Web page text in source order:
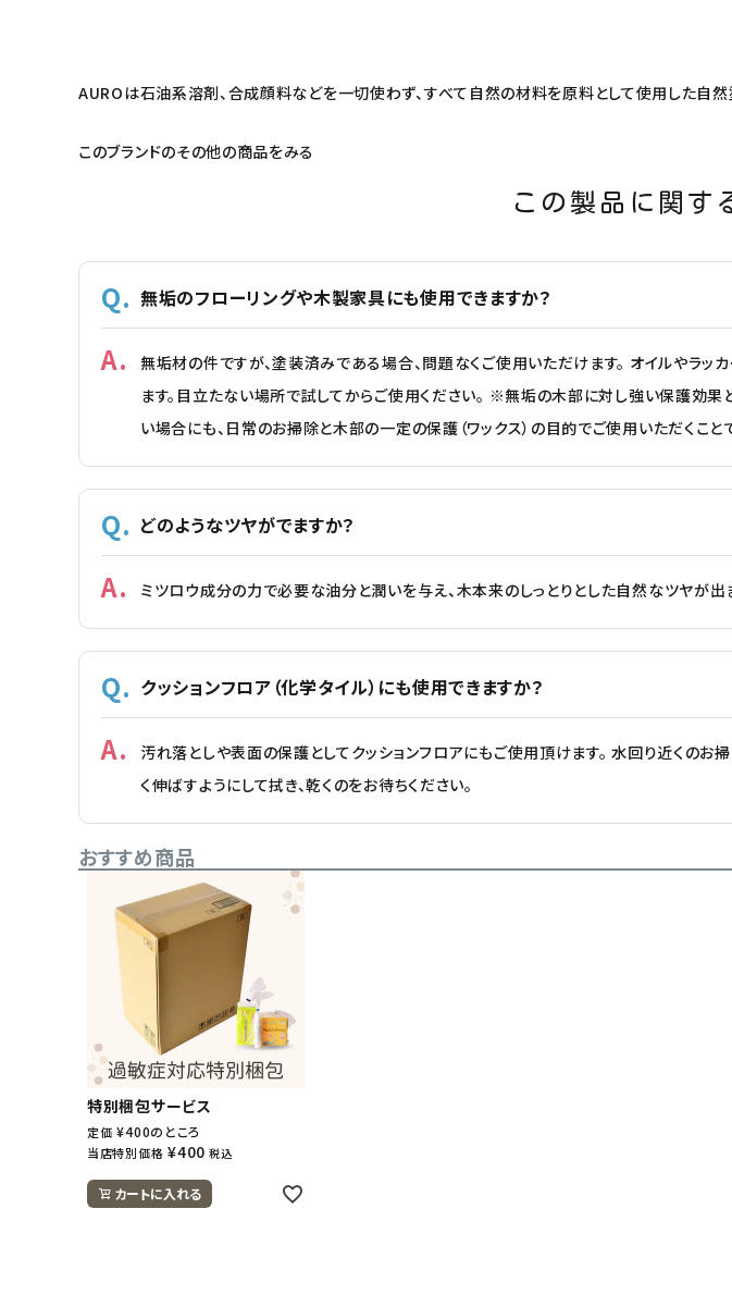
AUROは石油系溶剤、合成顔料などを一切使わず、すべて自然の材料を原料として使用した自然
このブランドのその他の商品をみる
この製品に関す
無垢のフローリングや木製家具にも使用できますか？
無垢材の件ですが、塗装済みである場合、問題なくご使用いただけます。 オイルやラ
ます。目立たない場所で試してからご使用ください。 ※無垢の木部に対し強い保護効
い場合にも、日常のお掃除と木部の一定の保護（ワックス）の目的でご使用いただくこと
どのようなツヤがでますか？
ミツロウ成分の力で必要な油分と潤いを与え、木本来のしっとりとした自然なツヤが出
クッションフロア（化学タイル）にも使用できますか？
汚れ落としや表面の保護としてクッションフロアにもご使用頂けます。 水回り近くのお
く伸ばすようにして拭き、乾くのをお待ちください。
おすすめ商品
特別梱包サービス
定価 ¥400のところ
当店特別価格 ¥400 税込
カートに入れる